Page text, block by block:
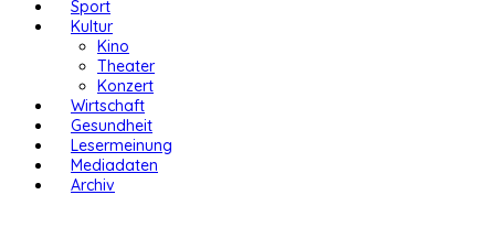
Sport
Kultur
Kino
Theater
Konzert
Wirtschaft
Gesundheit
Lesermeinung
Mediadaten
Archiv